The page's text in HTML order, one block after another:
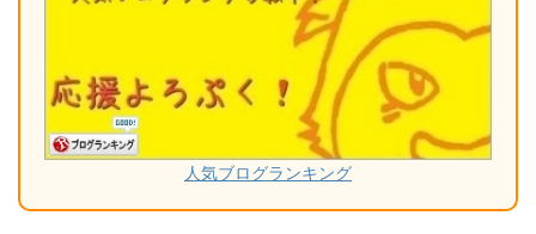
人気ブログランキング